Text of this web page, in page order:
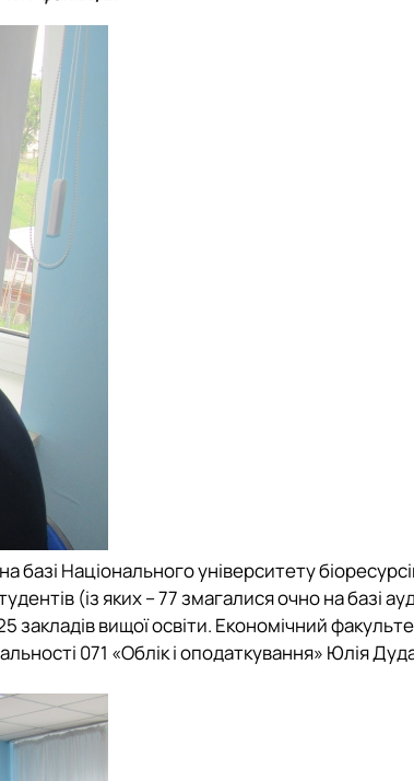
базі Національного університету
(із яких – 77 змагалися очно на базі
закладів вищої освіти. Економічний
071 «Облік і оподаткування» Юлія